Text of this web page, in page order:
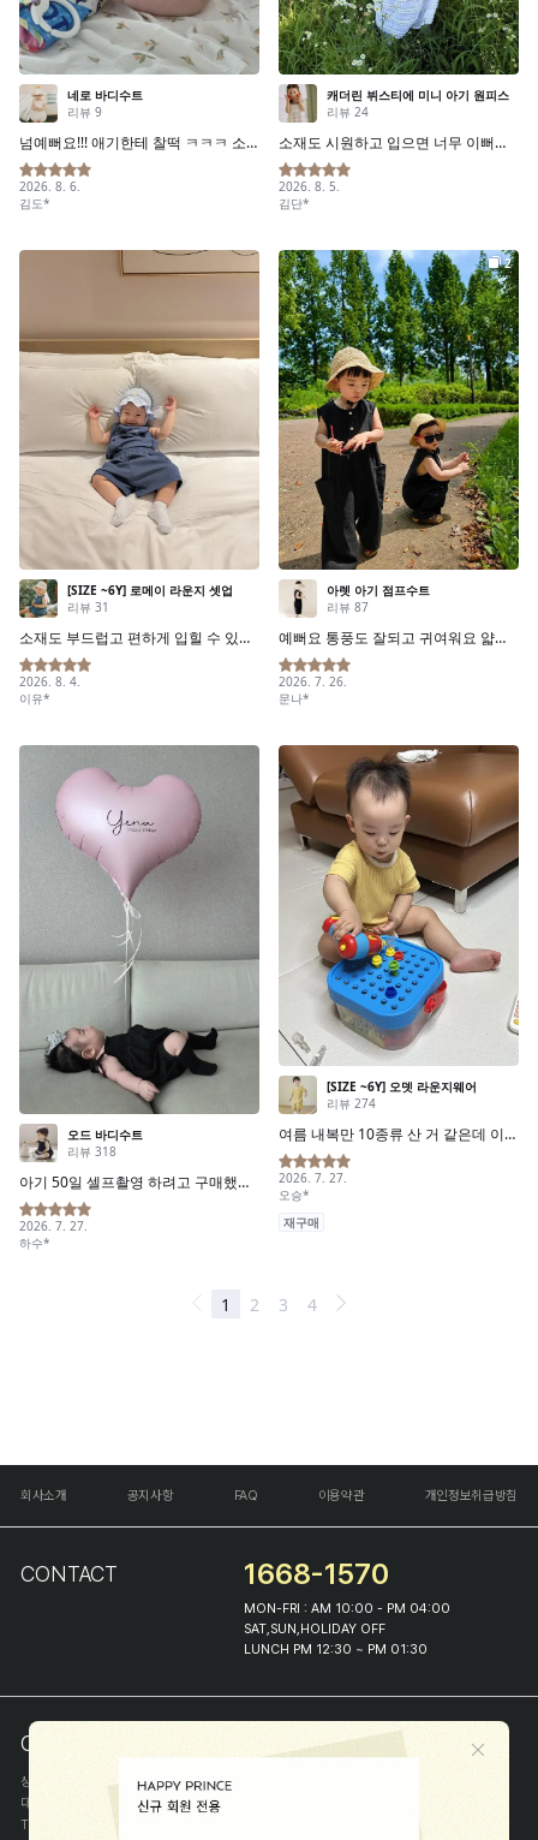
회사소개 공지사항 FAQ 이용약관 개인정보취급방침
CONTACT 1668-1570
MON-FRI : AM 10:00 - PM 04:00
SAT,SUN,HOLIDAY OFF
LUNCH PM 12:30 ~ PM 01:30
COMPANY INFO
상호
(주)해피프린스
대표
이화진
TEL